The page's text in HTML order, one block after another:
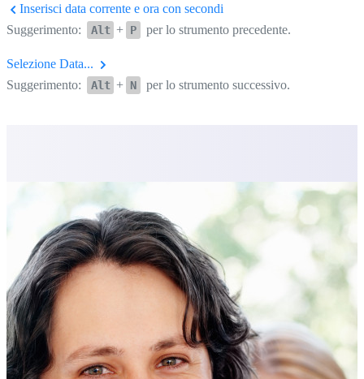
Inserisci data corrente e ora con secondi
Suggerimento:
Alt + P per lo strumento precedente.
Selezione Data...
Suggerimento:
Alt + N per lo strumento successivo.